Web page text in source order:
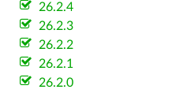
26.2.4
26.2.3
26.2.2
26.2.1
26.2.0